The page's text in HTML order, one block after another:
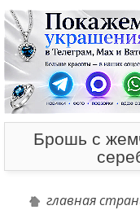
Брошь с
главная